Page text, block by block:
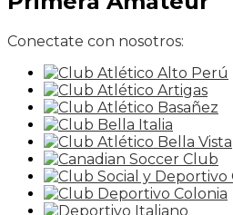
Conectate con nosotros: